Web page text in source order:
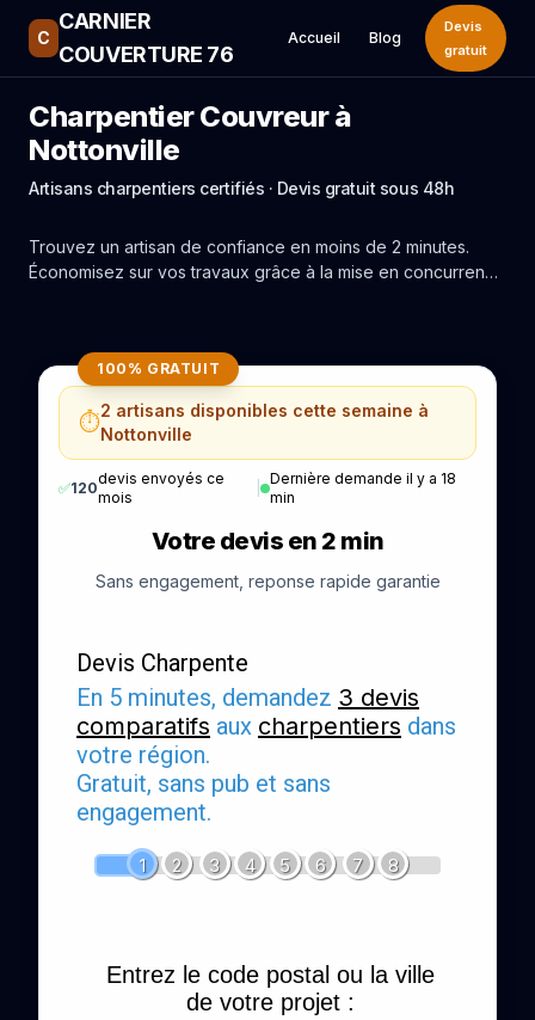
C
CARNIER
COUVERTURE 76
Accueil Blog
Devis
gratuit
Charpentier Couvreur à
Nottonville
Artisans charpentiers certifiés · Devis gratuit sous 48h
Trouvez un artisan de confiance en moins de 2 minutes.
Économisez sur vos travaux grâce à la mise en concurrence
100% GRATUIT
⏱️2 artisans disponibles cette semaine à
Nottonville
✅120
devis envoyés ce
mois
Dernière demande il y a 18
min
Votre devis en 2 min
Sans engagement, reponse rapide garantie
Devis Charpente
En 5 minutes, demandez 3 devis
comparatifs aux charpentiers dans
votre région.
Gratuit, sans pub et sans
engagement.
1 2 3 4 5 6 7 8
Entrez le code postal ou la ville
de votre projet :